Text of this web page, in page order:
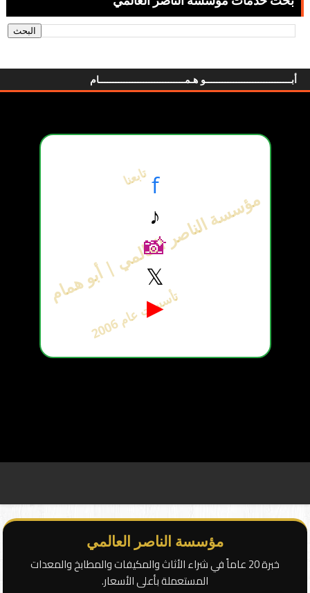
أبـــــــــــــــــــــــــــــــو هـمـــــــــــــــــــــــــــــــام
تابعنا
مؤسسة الناصر العالمي | أبو همام
تأ
س
س
ت
ع
ا
م
2
0
06
f
♪
📸
𝕏
▶
مؤسسة الناصر العالمي
خبرة 20 عاماً في شراء الأثاث والمكيفات والمطابخ والمعدات
المستعملة بأعلى الأسعار.